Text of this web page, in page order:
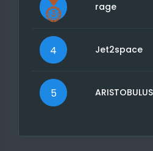
rage
4 Jet2space
5 ARISTOBULUS